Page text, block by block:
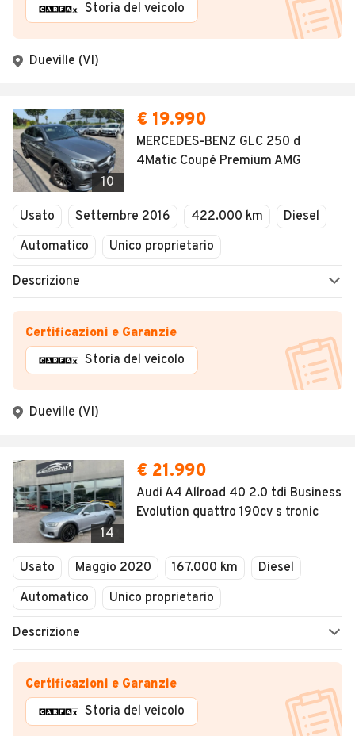
Storia del veicolo
Dueville (VI)
10
€ 19.990
MERCEDES-BENZ GLC 250 d
4Matic Coupé Premium AMG
Usato Settembre 2016 422.000 km
Diesel
Automatico
Unico proprietario
Descrizione
Certificazioni e Garanzie
Storia del veicolo
Dueville (VI)
14
€ 21.990
Audi A4 Allroad 40 2.0 tdi Business
Evolution quattro 190cv s tronic
Usato Maggio 2020 167.000 km
Diesel
Automatico
Unico proprietario
Descrizione
Certificazioni e Garanzie
Storia del veicolo